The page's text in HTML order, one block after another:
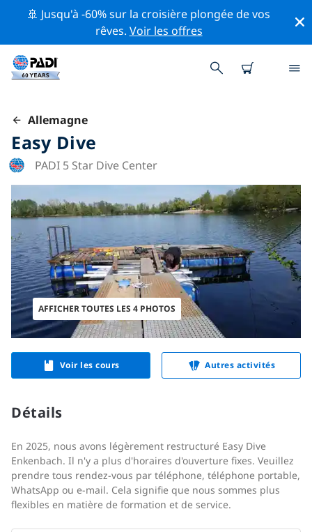
🚢 Jusqu'à -60% sur la croisière plongée de vos
rêves. Voir les offres
Allemagne
Easy Dive
PADI 5 Star Dive Center
AFFICHER TOUTES LES 4 PHOTOS
Voir les cours Autres activités
Détails
En 2025, nous avons légèrement restructuré Easy Dive
Enkenbach. Il n'y a plus d'horaires d'ouverture fixes. Veuillez
prendre tous rendez-vous par téléphone, téléphone portable,
WhatsApp ou e-mail. Cela signifie que nous sommes plus
flexibles en matière de formation et de service.